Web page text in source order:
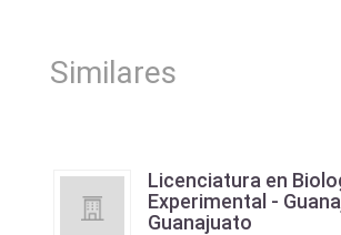
Similares
Licenciatura en
Experimental -
Guanajuato